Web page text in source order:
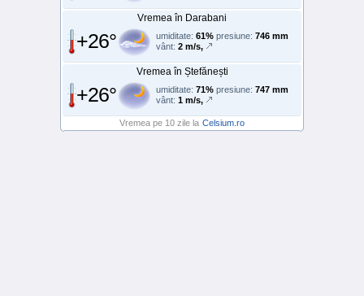
Vremea în Darabani
+26° umiditate: 61% presiune: 746 mm
vânt: 2 m/s,
Vremea în Ștefănești
+26° umiditate: 71% presiune: 747 mm
vânt: 1 m/s,
Vremea pe 10 zile la Celsium.ro